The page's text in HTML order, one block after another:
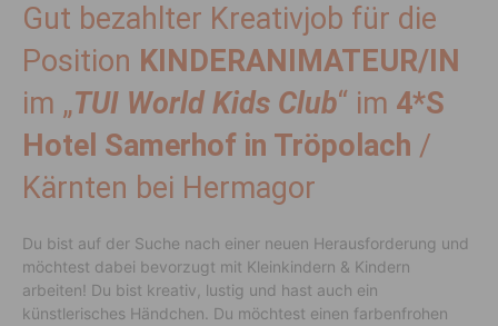
Gut bezahlter Kreativjob für die
Position KINDERANIMATEUR/IN
im „TUI World Kids Club“ im 4*S
Hotel Samerhof in Tröpolach /
Kärnten bei Hermagor
Du bist auf der Suche nach einer neuen Herausforderung und
möchtest dabei bevorzugt mit Kleinkindern & Kindern
arbeiten! Du bist kreativ, lustig und hast auch ein
künstlerisches Händchen. Du möchtest einen farbenfrohen